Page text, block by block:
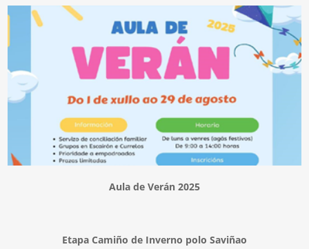
Aula de Verán 2025
Etapa Camiño de Inverno polo Saviñao